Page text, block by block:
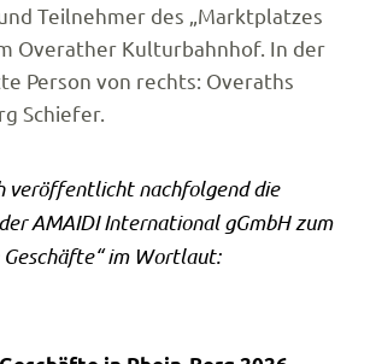
Teilnehmer des „Marktplatzes
Overather Kulturbahnhof. In der
Person von rechts: Overaths
Schiefer.
veröffentlicht nachfolgend die
AMAIDI International gGmbH zum
im Wortlaut: